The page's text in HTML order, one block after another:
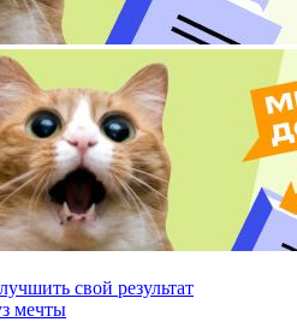
свой результат
мечты